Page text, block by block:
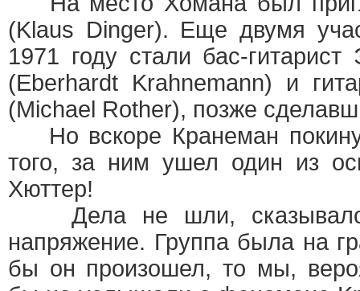
(Klaus Dinger). Еще двумя
1971 году стали бас-
(Eberhardt Krahnemann) и
(Michael Rother), позже
Но вскоре Кранеман
того, за ним ушел один из
Хюттер!
Дела не шли,
напряжение. Группа была на
бы он произошел, то мы,